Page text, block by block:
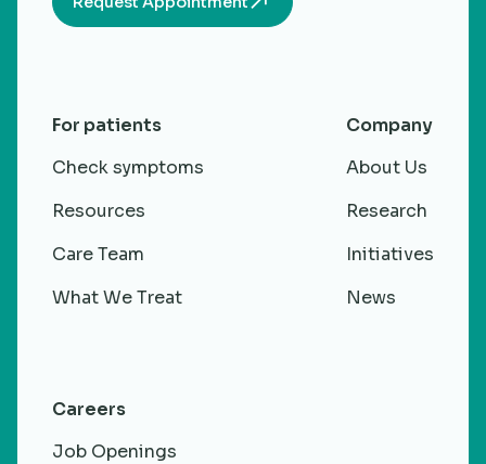
For patients
Check symptoms
Resources
Care Team
What We Treat
Company
About Us
Research
Initiatives
News
Careers
Job Openings